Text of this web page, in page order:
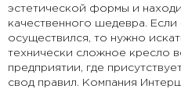
эстетической формы и
качественного шедевра.
осуществился, то нужно
технически сложное кресло
предприятии, где
свод правил. Компания